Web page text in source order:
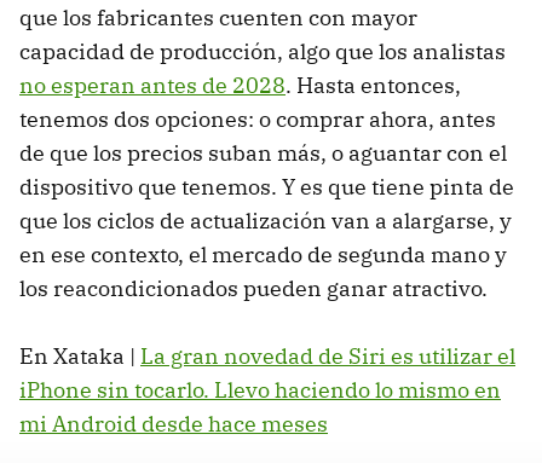
que los fabricantes cuenten con mayor
capacidad de producción, algo que los analistas
no esperan antes de 2028. Hasta entonces,
tenemos dos opciones: o comprar ahora, antes
de que los precios suban más, o aguantar con el
dispositivo que tenemos. Y es que tiene pinta de
que los ciclos de actualización van a alargarse, y
en ese contexto, el mercado de segunda mano y
los reacondicionados pueden ganar atractivo.
En Xataka | La gran novedad de Siri es utilizar el
iPhone sin tocarlo. Llevo haciendo lo mismo en
mi Android desde hace meses